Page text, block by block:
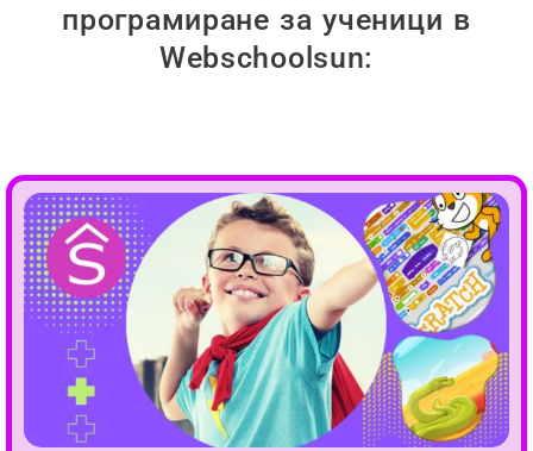
програмиране за ученици в
Webschoolsun: